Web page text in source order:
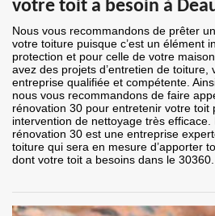
votre toit a besoin à
Nous vous recommandons de prêter
votre toiture puisque c’est un élément
protection et pour celle de votre
avez des projets d’entretien de toiture,
entreprise qualifiée et compétente.
nous vous recommandons de faire
rénovation 30 pour entretenir votre toit
intervention de nettoyage très efficace.
rénovation 30 est une entreprise
toiture qui sera en mesure d’apporter
dont votre toit a besoins dans le